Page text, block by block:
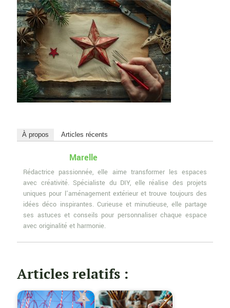
À propos Articles récents
Marelle
Rédactrice passionnée, elle aime transformer les espaces
avec créativité. Spécialiste du DIY, elle réalise des projets
uniques pour l'aménagement extérieur et trouve toujours des
idées déco inspirantes. Curieuse et minutieuse, elle partage
ses astuces et conseils pour personnaliser chaque espace
avec originalité et harmonie.
Articles relatifs :